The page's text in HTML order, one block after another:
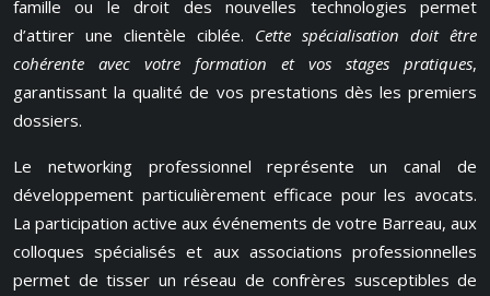
famille ou le droit des nouvelles technologies permet
d’attirer une clientèle ciblée. Cette spécialisation doit être
cohérente avec votre formation et vos stages pratiques,
garantissant la qualité de vos prestations dès les premiers
dossiers.
Le networking professionnel représente un canal de
développement particulièrement efficace pour les avocats.
La participation active aux événements de votre Barreau, aux
colloques spécialisés et aux associations professionnelles
permet de tisser un réseau de confrères susceptibles de